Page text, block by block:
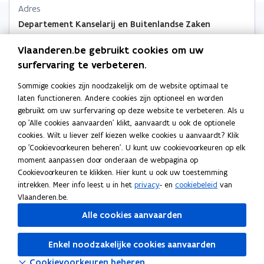
n
i
u
w
e
n
s
t
e
r
l
m
b
r
d
i
e
u
w
v
n
s
t
e
r
Adres
Departement Kanselarij en Buitenlandse Zaken
Simon Bolivarlaan 17, 1000 Brussel, België
Routeplanner
o
e
n
t
i
n
n
i
e
u
w
e
s
Postadres
Departement Kanselarij en Buitenlandse Zaken
Koning Albert II laan 15 bus 207, 1210 Brussel, België
Meer details
Volg ons op
opent in nieuw venster
X
opent in nieuw venster
Vlaanderen.be gebruikt cookies om uw
surfervaring te verbeteren.
Sommige cookies zijn noodzakelijk om de website optimaal te
laten functioneren. Andere cookies zijn optioneel en worden
gebruikt om uw surfervaring op deze website te verbeteren. Als u
op 'Alle cookies aanvaarden' klikt, aanvaardt u ook de optionele
cookies. Wilt u liever zelf kiezen welke cookies u aanvaardt? Klik
op 'Cookievoorkeuren beheren'. U kunt uw cookievoorkeuren op elk
moment aanpassen door onderaan de webpagina op
Cookievoorkeuren te klikken. Hier kunt u ook uw toestemming
intrekken. Meer info leest u in het privacy- en cookiebeleid van
Vlaanderen.be.
Alle cookies aanvaarden
Enkel noodzakelijke cookies aanvaarden